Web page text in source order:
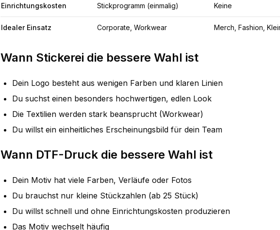
Einrichtungskosten Stickprogramm (einmalig) Keine
Idealer Einsatz Corporate, Workwear Merch, Fashion,
Wann Stickerei die bessere Wahl ist
Dein Logo besteht aus wenigen Farben und klaren Linien
Du suchst einen besonders hochwertigen, edlen Look
Die Textilien werden stark beansprucht (Workwear)
Du willst ein einheitliches Erscheinungsbild für dein Team
Wann DTF-Druck die bessere Wahl ist
Dein Motiv hat viele Farben, Verläufe oder Fotos
Du brauchst nur kleine Stückzahlen (ab 25 Stück)
Du willst schnell und ohne Einrichtungskosten produzieren
Das Motiv wechselt häufig